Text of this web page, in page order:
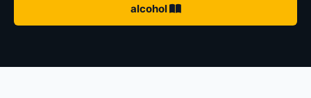
alcohol